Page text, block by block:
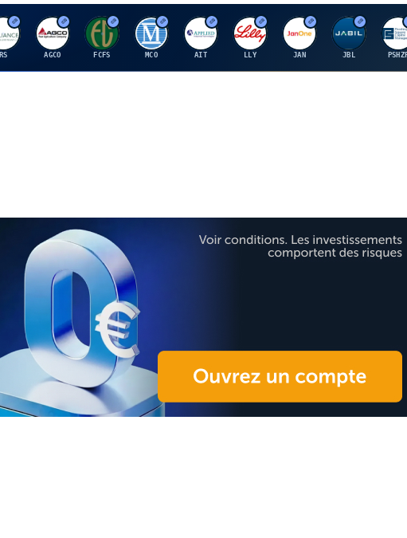
R
RS
A
AGCO
F
FCFS
M
MCO
A
AIT
E
LLY
J
JAN
J
JBL
P